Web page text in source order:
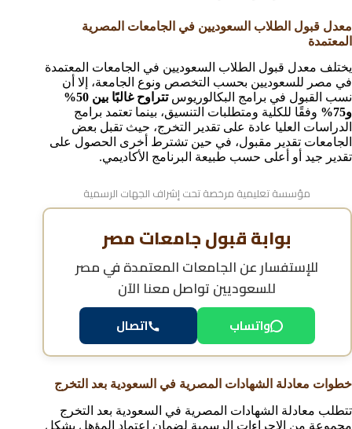
معدل قبول الطلاب السعوديين في الجامعات المصرية
المعتمدة
يختلف معدل قبول الطلاب السعوديين في الجامعات المعتمدة
في مصر للسعوديين بحسب التخصص ونوع الجامعة، إلا أن
نسب القبول في برامج البكالوريوس
تتراوح غالبًا بين 50%
و75%
وفقًا للكلية ومتطلبات التنسيق، بينما تعتمد برامج
الدراسات العليا عادة على تقدير التخرج، حيث تقبل بعض
الجامعات تقدير مقبول، في حين تشترط أخرى الحصول على
تقدير جيد أو أعلى حسب طبيعة البرنامج الأكاديمي.
مؤسسة تعليمية مرخصة تحت إشراف الجهات الرسمية
بوابة قبول جامعات مصر
للإستفسار عنالجامعات المعتمدة في مصر
للسعوديينتواصل معنا الآن
واتساب اتصال
خطوات معادلة الشهادات المصرية في السعودية بعد التخرج
تتطلب معادلة الشهادات المصرية في السعودية بعد التخرج
مجموعة من الإجراءات الرسمية لضمان اعتماد المؤهل بشكل